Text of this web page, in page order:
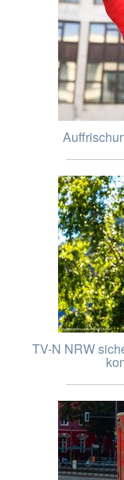
TV-N NRW